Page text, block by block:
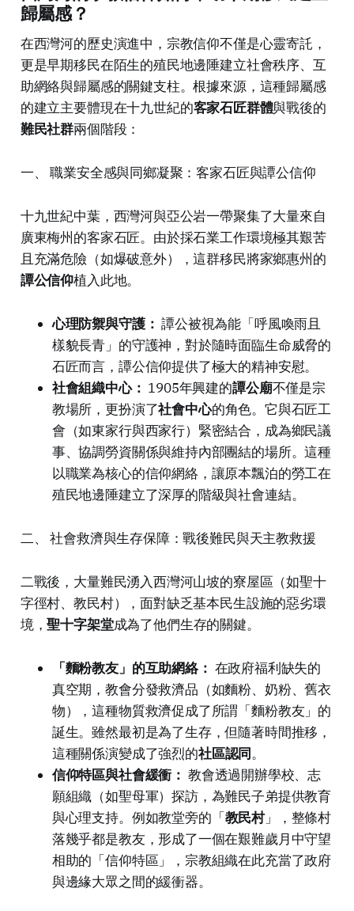
歸屬感？
在西灣河的歷史演進中，宗教信仰不僅是心靈寄託，
更是早期移民在陌生的殖民地邊陲建立社會秩序、互
助網絡與歸屬感的關鍵支柱。根據來源，這種歸屬感
的建立主要體現在十九世紀的客家石匠群體與戰後的
難民社群兩個階段：
一、 職業安全感與同鄉凝聚：客家石匠與譚公信仰
十九世紀中葉，西灣河與亞公岩一帶聚集了大量來自
廣東梅州的客家石匠。由於採石業工作環境極其艱苦
且充滿危險（如爆破意外），這群移民將家鄉惠州的
譚公信仰植入此地。
心理防禦與守護： 譚公被視為能「呼風喚雨且
樣貌長青」的守護神，對於隨時面臨生命威脅的
石匠而言，譚公信仰提供了極大的精神安慰。
社會組織中心： 1905年興建的譚公廟不僅是宗
教場所，更扮演了社會中心的角色。它與石匠工
會（如東家行與西家行）緊密結合，成為鄉民議
事、協調勞資關係與維持內部團結的場所。這種
以職業為核心的信仰網絡，讓原本飄泊的勞工在
殖民地邊陲建立了深厚的階級與社會連結。
二、 社會救濟與生存保障：戰後難民與天主教救援
二戰後，大量難民湧入西灣河山坡的寮屋區（如聖十
字徑村、教民村），面對缺乏基本民生設施的惡劣環
境，聖十字架堂成為了他們生存的關鍵。
「麵粉教友」的互助網絡： 在政府福利缺失的
真空期，教會分發救濟品（如麵粉、奶粉、舊衣
物），這種物質救濟促成了所謂「麵粉教友」的
誕生。雖然最初是為了生存，但隨著時間推移，
這種關係演變成了強烈的社區認同。
信仰特區與社會緩衝： 教會透過開辦學校、志
願組織（如聖母軍）探訪，為難民子弟提供教育
與心理支持。例如教堂旁的「教民村」，整條村
落幾乎都是教友，形成了一個在艱難歲月中守望
相助的「信仰特區」，宗教組織在此充當了政府
與邊緣大眾之間的緩衝器。